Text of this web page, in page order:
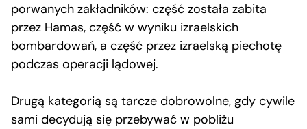
porwanych zakładników: część została zabita
przez Hamas, część w wyniku izraelskich
bombardowań, a część przez izraelską piechotę
podczas operacji lądowej.
Drugą kategorią są tarcze dobrowolne, gdy cywile
sami decydują się przebywać w pobliżu